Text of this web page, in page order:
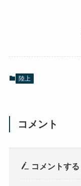
陸上
コメント
コメントする